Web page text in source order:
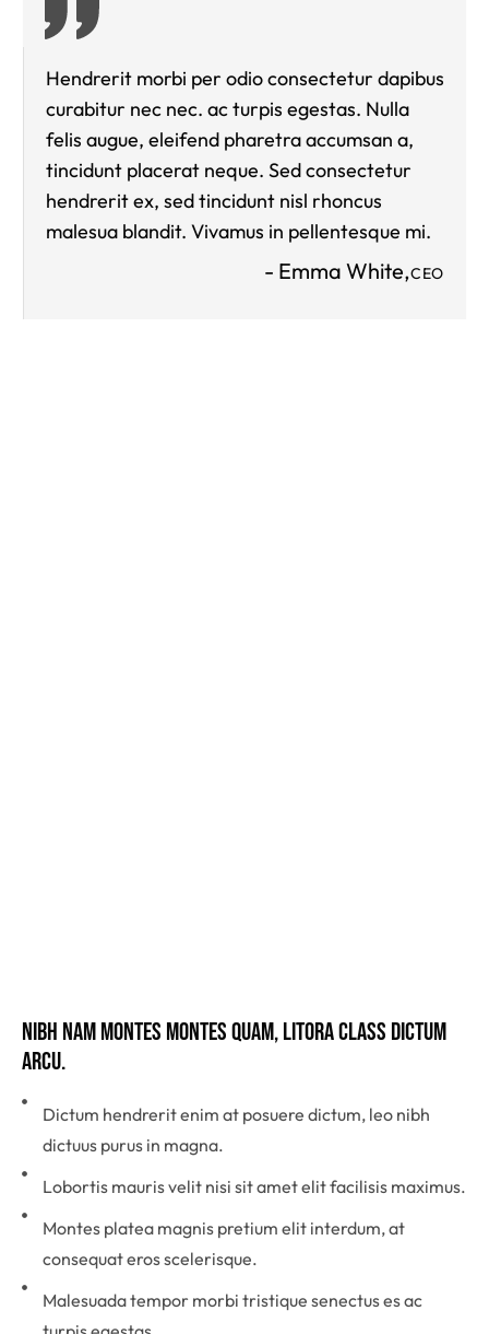
Hendrerit morbi per odio consectetur dapibus
curabitur nec nec. ac turpis egestas. Nulla
felis augue, eleifend pharetra accumsan a,
tincidunt placerat neque. Sed consectetur
hendrerit ex, sed tincidunt nisl rhoncus
malesua blandit. Vivamus in pellentesque mi.
- Emma White,CEO
Nibh nam montes montes quam, litora class dictum
arcu.
Dictum hendrerit enim at posuere dictum, leo nibh
dictuus purus in magna.
Lobortis mauris velit nisi sit amet elit facilisis maximus.
Montes platea magnis pretium elit interdum, at
consequat eros scelerisque.
Malesuada tempor morbi tristique senectus es ac